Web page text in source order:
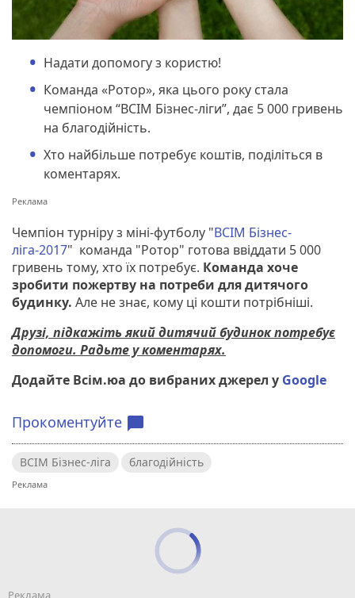
Надати допомогу з користю!
Команда «Ротор», яка цього року стала
чемпіоном “ВСІМ Бізнес-ліги”, дає 5 000 гривень
на благодійність.
Хто найбільше потребує коштів, поділіться в
коментарях.
Чемпіон турніру з міні-футболу "ВСІМ Бізнес-
ліга-2017" команда "Ротор" готова ввіддати 5 000
гривень тому, хто їх потребує. Команда хоче
зробити пожертву на потреби для дитячого
будинку. Але не знає, кому ці кошти потрібніші.
Друзі, підкажіть який дитячий будинок потребує
допомоги. Радьте у коментарях.
Додайте Всім.юа до вибраних джерел у Google
Прокоментуйте chat_bubble
ВСІМ Бізнес-ліга благодійність